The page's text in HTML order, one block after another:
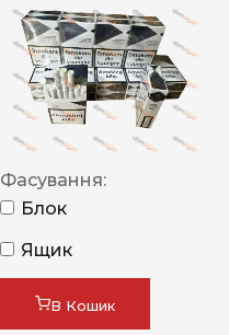
Фасування:
Блок
Ящик
В Кошик